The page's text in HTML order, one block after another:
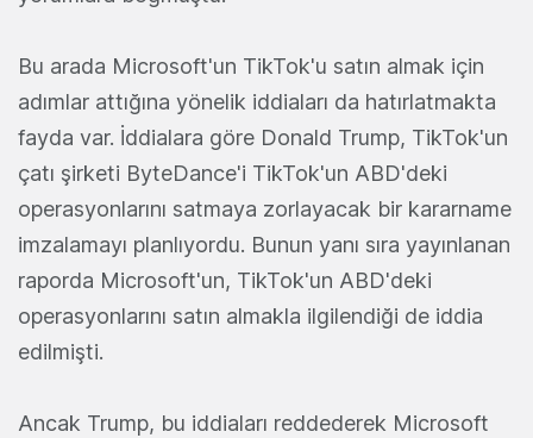
Bu arada Microsoft'un TikTok'u satın almak için
adımlar attığına yönelik iddiaları da hatırlatmakta
fayda var. İddialara göre Donald Trump, TikTok'un
çatı şirketi ByteDance'i TikTok'un ABD'deki
operasyonlarını satmaya zorlayacak bir kararname
imzalamayı planlıyordu. Bunun yanı sıra yayınlanan
raporda Microsoft'un, TikTok'un ABD'deki
operasyonlarını satın almakla ilgilendiği de iddia
edilmişti.
Ancak Trump, bu iddiaları reddederek Microsoft